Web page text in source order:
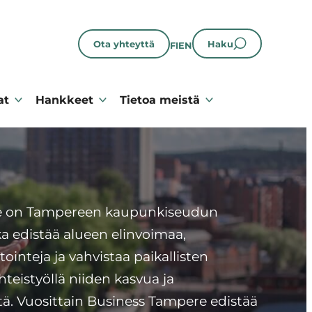
Ota yhteyttä FIEN Haku
Hankkeet Tietoa meistä
on Tampereen kaupunkiseudun
edistää alueen elinvoimaa,
ja vahvistaa paikallisten
niiden kasvua ja
Vuosittain Business Tampere edistää